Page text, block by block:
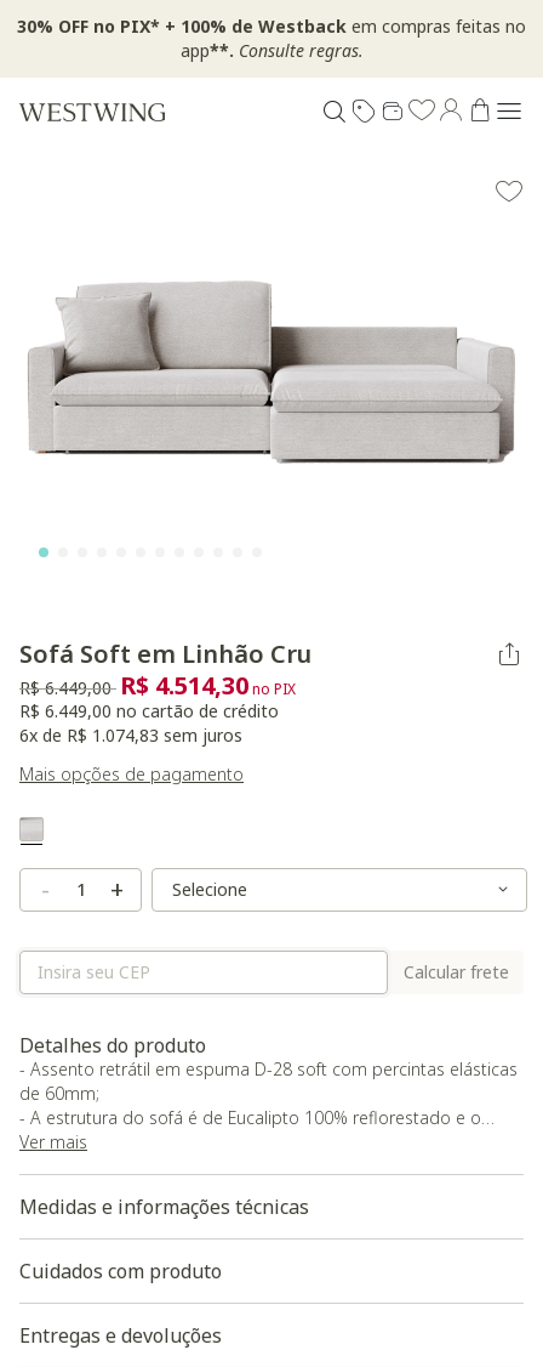
30% OFF no PIX* + 100% de Westback em compras feitas no
app**. Consulte regras.
Sofá Soft em Linhão Cru
Preço reduzido de
R$ 6.449,00 para
R$ 4.514,30no PIX
R$ 6.449,00 no cartão de crédito
6x de R$ 1.074,83 sem juros
Mais opções de pagamento
Variant Real Color
Selected
- + Variant Size
Variant Size
Calcular frete
Detalhes do produto
- Assento retrátil em espuma D-28 soft com percintas elásticas
de 60mm;
- A estrutura do sofá é de Eucalipto 100% reflorestado e o
tecido de revestimento em Linho Safira
Baixe aqui a modelagem 3D do produto
Ver mais
Medidas e informações técnicas
Cuidados com produto
Entregas e devoluções